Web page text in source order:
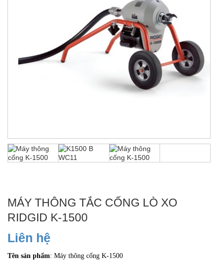
MÁY THÔNG TẮC CỐNG LÒ XO
RIDGID K-1500
Liên hệ
Tên sản phẩm: Máy thông cống K-1500